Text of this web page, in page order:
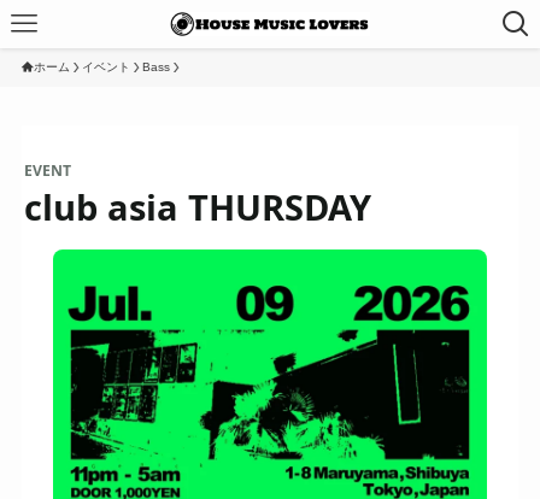
ホーム イベント Bass
EVENT
club asia THURSDAY